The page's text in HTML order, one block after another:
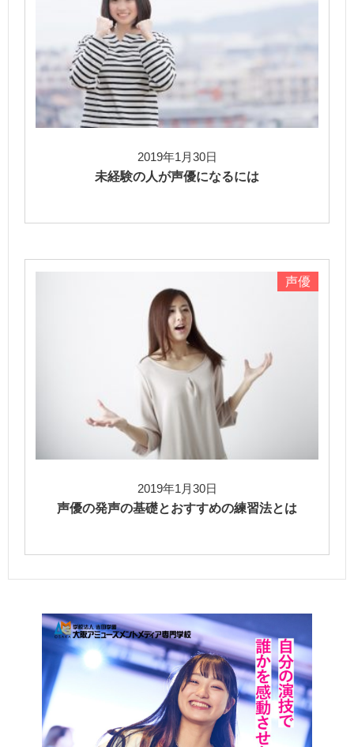
2019年1月30日
未経験の人が声優になるには
声優
2019年1月30日
声優の発声の基礎とおすすめの練習法とは